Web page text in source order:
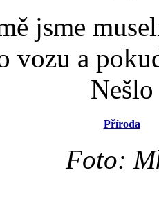
jsme
vozu a
Příroda
Foto: